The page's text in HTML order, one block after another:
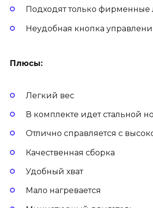
Подходят только фирменные
Неудобная кнопка
Плюсы:
Легкий вес
В комплекте идет стальной
Отлично справляется с
Качественная сборка
Удобный хват
Мало нагревается